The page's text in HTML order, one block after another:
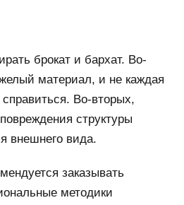
брокат и бархат. Во-
материал, и не каждая
Во-вторых,
структуры
внешнего вида.
заказывать
методики